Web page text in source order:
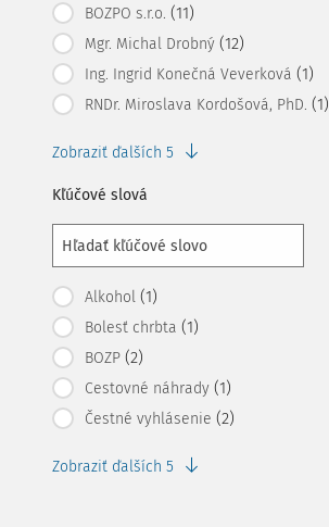
BOZPO s.r.o. (11)
Mgr. Michal Drobný (12)
Ing. Ingrid Konečná Veverková (1)
RNDr. Miroslava Kordošová, PhD. (1)
Zobraziť ďalších 5
Kľúčové slová
Alkohol (1)
Bolesť chrbta (1)
BOZP (2)
Cestovné náhrady (1)
Čestné vyhlásenie (2)
Zobraziť ďalších 5